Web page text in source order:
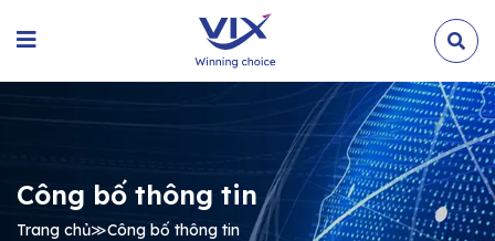
Công bố thông tin
Trang chủ≫Công bố thông tin